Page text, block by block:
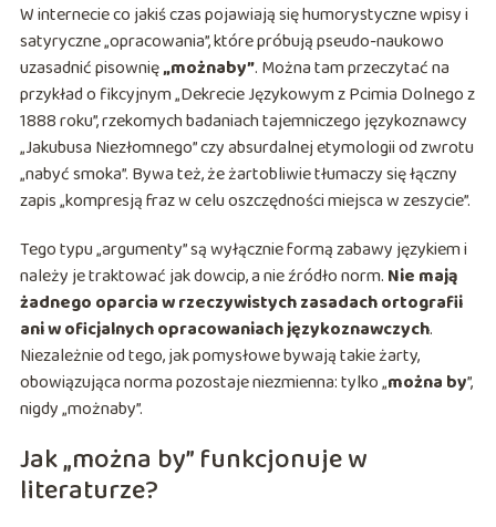
W internecie co jakiś czas pojawiają się humorystyczne wpisy i
satyryczne „opracowania”, które próbują pseudo-naukowo
uzasadnić pisownię„możnaby”. Można tam przeczytać na
przykład o fikcyjnym „Dekrecie Językowym z Pcimia Dolnego z
1888 roku”, rzekomych badaniach tajemniczego językoznawcy
„Jakubusa Niezłomnego” czy absurdalnej etymologii od zwrotu
„nabyć smoka”. Bywa też, że żartobliwie tłumaczy się łączny
zapis „kompresją fraz w celu oszczędności miejsca w zeszycie”.
Tego typu „argumenty” są wyłącznie formą zabawy językiem i
należy je traktować jak dowcip, a nie źródło norm. Nie mają
żadnego oparcia w rzeczywistych zasadach ortografii
ani w oficjalnych opracowaniach językoznawczych.
Niezależnie od tego, jak pomysłowe bywają takie żarty,
obowiązująca norma pozostaje niezmienna: tylko „można by”,
nigdy „możnaby”.
Jak „można by” funkcjonuje w
literaturze?